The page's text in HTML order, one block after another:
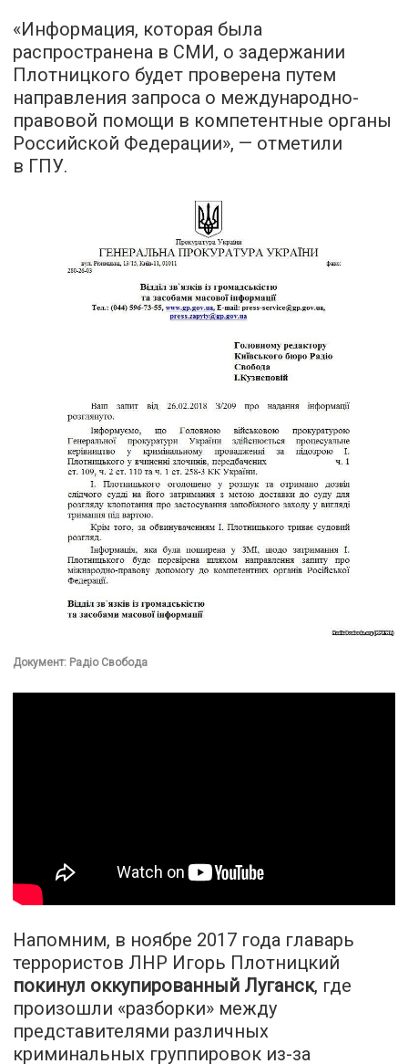
«Информация, которая была
распространена в СМИ, о задержании
Плотницкого будет проверена путем
направления запроса о международно-
правовой помощи в компетентные органы
Российской Федерации», — отметили
в ГПУ.
Документ: Радіо Свобода
Напомним, в ноябре 2017 года главарь
террористов ЛНР Игорь Плотницкий
покинул оккупированный Луганск, где
произошли «разборки» между
представителями различных
криминальных группировок из-за